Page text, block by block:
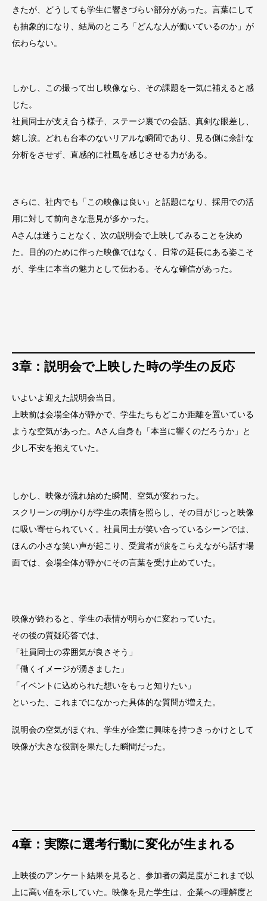
きたが、どうしても学生に響きづらい部分があった。言葉にして
も抽象的になり、結局のところ「どんな人が働いているのか」が
伝わらない。
しかし、この撮って出し映像なら、その課題を一気に補えると感
じた。
社員同士が支え合う様子、ステージ裏での会話、真剣な眼差し、
嬉し涙。どれも台本のないリアルな瞬間であり、見る側に余計な
分析をさせず、直感的に社風を感じさせる力がある。
さらに、社内でも「この映像は良い」と話題になり、採用での活
用に対して前向きな意見が多かった。
Aさんは迷うことなく、次の説明会で上映してみることを決め
た。目的のために作った映像ではなく、日常の延長にある姿こそ
が、学生に本当の魅力として伝わる。そんな確信があった。
3章：説明会で上映した時の学生の反応
いよいよ迎えた説明会当日。
上映前は会場全体が静かで、学生たちもどこか距離を置いている
ような空気があった。Aさん自身も「本当に響くのだろうか」と
少し不安を抱えていた。
しかし、映像が流れ始めた瞬間、空気が変わった。
スクリーンの明かりが学生の表情を照らし、その目がじっと映像
に吸い寄せられていく。社員同士が笑い合っているシーンでは、
ほんの小さな笑い声が起こり、受賞者が涙をこらえながら話す場
面では、会場全体が静かにその言葉を受け止めていた。
映像が終わると、学生の表情が明らかに変わっていた。
その後の質疑応答では、
「社員同士の雰囲気が良さそう」
「働くイメージが湧きました」
「イベントに込められた想いをもっと知りたい」
といった、これまでになかった具体的な質問が増えた。
説明会の空気がほぐれ、学生が企業に興味を持つきっかけとして
映像が大きな役割を果たした瞬間だった。
4章：実際に選考行動に変化が生まれる
上映後のアンケート結果を見ると、参加者の満足度がこれまで以
上に高い値を示していた。映像を見た学生は、企業への理解度と